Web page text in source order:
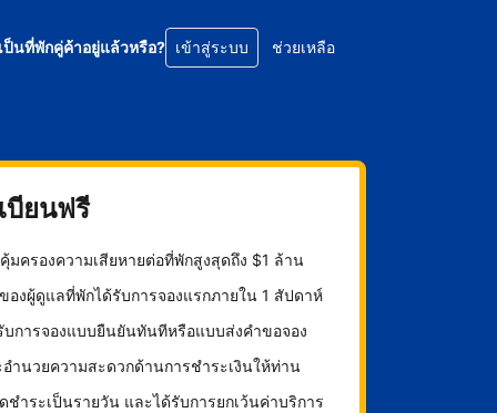
ป็นที่พักคู่ค้าอยู่แล้วหรือ? เข้าสู่ระบบ ช่วยเหลือ
บียนฟรี
มครองความเสียหายต่อที่พักสูงสุดถึง $1 ล้าน
องผู้ดูแลที่พักได้รับการจองแรกภายใน 1 สัปดาห์
บการจองแบบยืนยันทันทีหรือแบบส่งคำขอจอง
อำนวยความสะดวกด้านการชำระเงินให้ท่าน
ชำระเป็นรายวัน และได้รับการยกเว้นค่าบริการ